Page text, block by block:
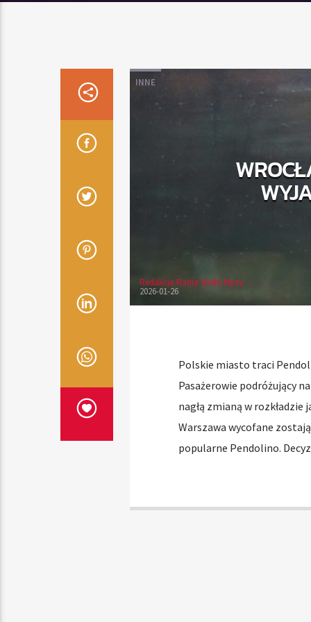
INNE
Redakcja Radia Strefa Muzy
2026-01-26
Polskie miasto traci
Pasażerowie podróżujący
nagłą zmianą w rozkładzie
Warszawa wycofane
popularne Pendolino.